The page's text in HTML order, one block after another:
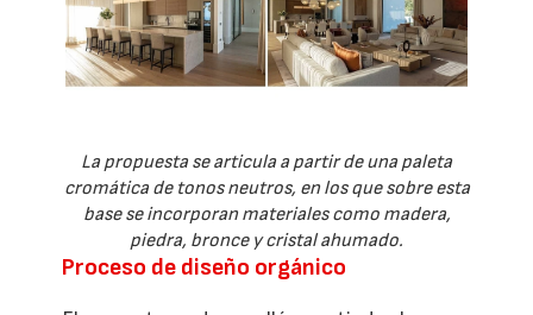
La propuesta se articula a partir de una paleta
cromática de tonos neutros, en los que sobre esta
base se incorporan materiales como madera,
piedra, bronce y cristal ahumado.
Proceso de diseño orgánico